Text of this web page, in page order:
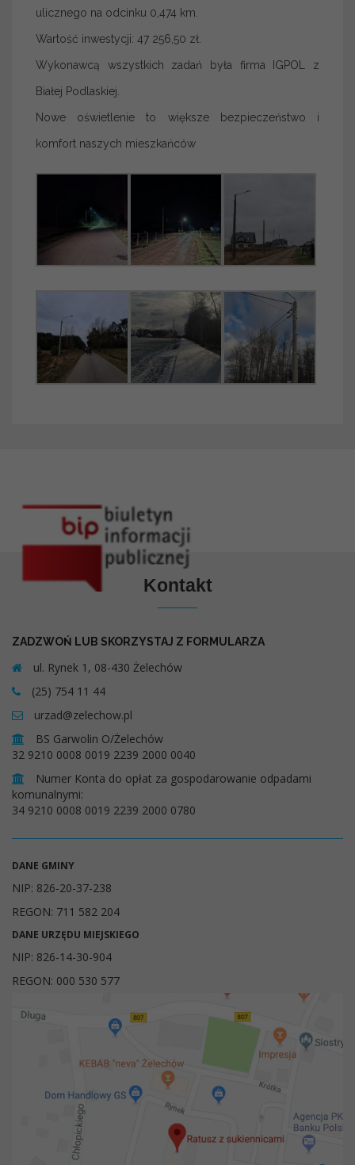
ulicznego na odcinku 0,474 km.
Wartość inwestycji: 47 256,50 zł.
Wykonawcą wszystkich zadań była firma IGPOL z
Białej Podlaskiej.
Nowe oświetlenie to większe bezpieczeństwo i
komfort naszych mieszkańców
Kontakt
ZADZWOŃ LUB SKORZYSTAJ Z FORMULARZA
ul. Rynek 1, 08-430 Żelechów
(25) 754 11 44
urzad@zelechow.pl
BS Garwolin O/Żelechów
32 9210 0008 0019 2239 2000 0040
Numer Konta do opłat za gospodarowanie odpadami
komunalnymi:
34 9210 0008 0019 2239 2000 0780
DANE GMINY
NIP: 826-20-37-238
REGON: 711 582 204
DANE URZĘDU MIEJSKIEGO
NIP: 826-14-30-904
REGON: 000 530 577